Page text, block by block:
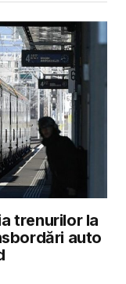
trenurilor la
auto